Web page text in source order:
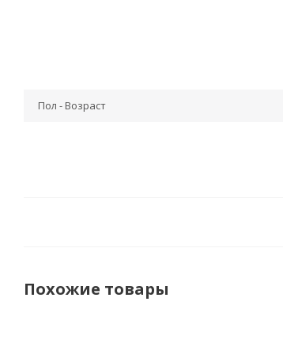
Пол - Возраст
Похожие товары